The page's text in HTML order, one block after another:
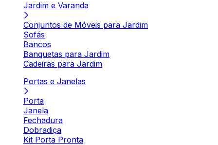
Jardim e Varanda
Conjuntos de Móveis para Jardim
Sofás
Bancos
Banquetas para Jardim
Cadeiras para Jardim
Portas e Janelas
Porta
Janela
Fechadura
Dobradiça
Kit Porta Pronta